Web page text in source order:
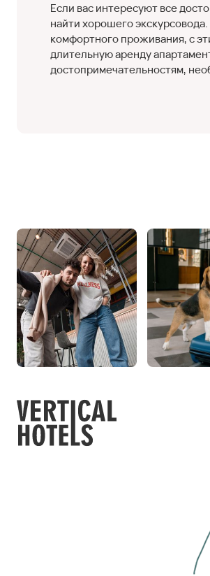
Если вас интересуют все
найти хорошего
комфортного проживания, с
длительную аренду
достопримечательностям,